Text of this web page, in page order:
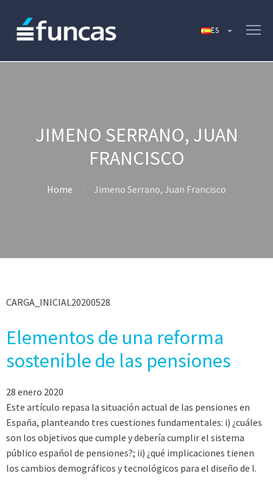
JIMENO SERRANO, JUAN
FRANCISCO
Home Jimeno Serrano, Juan Francisco
CARGA_INICIAL20200528
Elementos de una reforma
sostenible de las pensiones
28 enero 2020
Este artículo repasa la situación actual de las pensiones en
España, planteando tres cuestiones fundamentales: i) ¿cuáles
son los objetivos que cumple y debería cumplir el sistema
público español de pensiones?; ii) ¿qué implicaciones tienen
los cambios demográficos y tecnológicos para el diseño de l.